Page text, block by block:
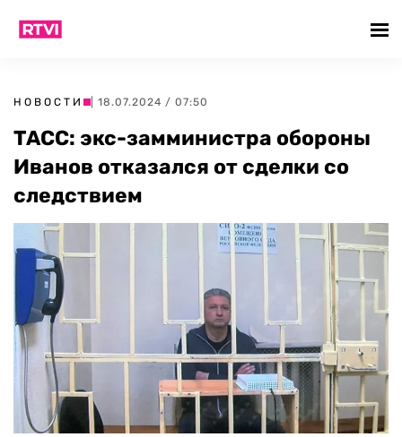
НОВОСТИ | 18.07.2024 / 07:50
ТАСС: экс-замминистра обороны
Иванов отказался от сделки со
следствием